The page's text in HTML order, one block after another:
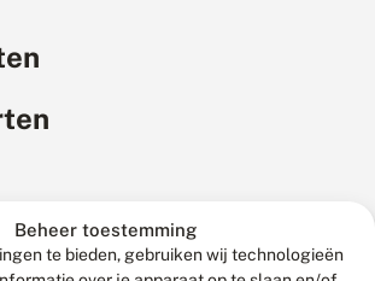
Beheer toestemming
te bieden, gebruiken wij technologieën